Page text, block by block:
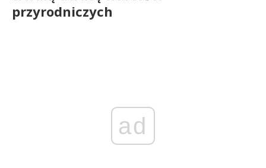
przyrodniczych
ad